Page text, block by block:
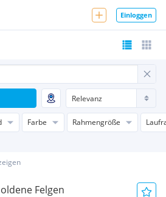
Einloggen
Farbe Rahmengröße
Felgen